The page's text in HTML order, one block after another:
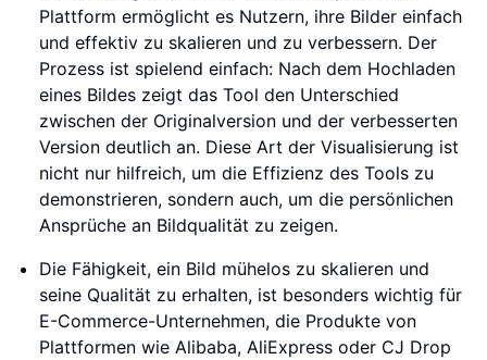
Plattform ermöglicht es Nutzern, ihre Bilder einfach
und effektiv zu skalieren und zu verbessern. Der
Prozess ist spielend einfach: Nach dem Hochladen
eines Bildes zeigt das Tool den Unterschied
zwischen der Originalversion und der verbesserten
Version deutlich an. Diese Art der Visualisierung ist
nicht nur hilfreich, um die Effizienz des Tools zu
demonstrieren, sondern auch, um die persönlichen
Ansprüche an Bildqualität zu zeigen.
Die Fähigkeit, ein Bild mühelos zu skalieren und
seine Qualität zu erhalten, ist besonders wichtig für
E-Commerce-Unternehmen, die Produkte von
Plattformen wie Alibaba, AliExpress oder CJ Drop